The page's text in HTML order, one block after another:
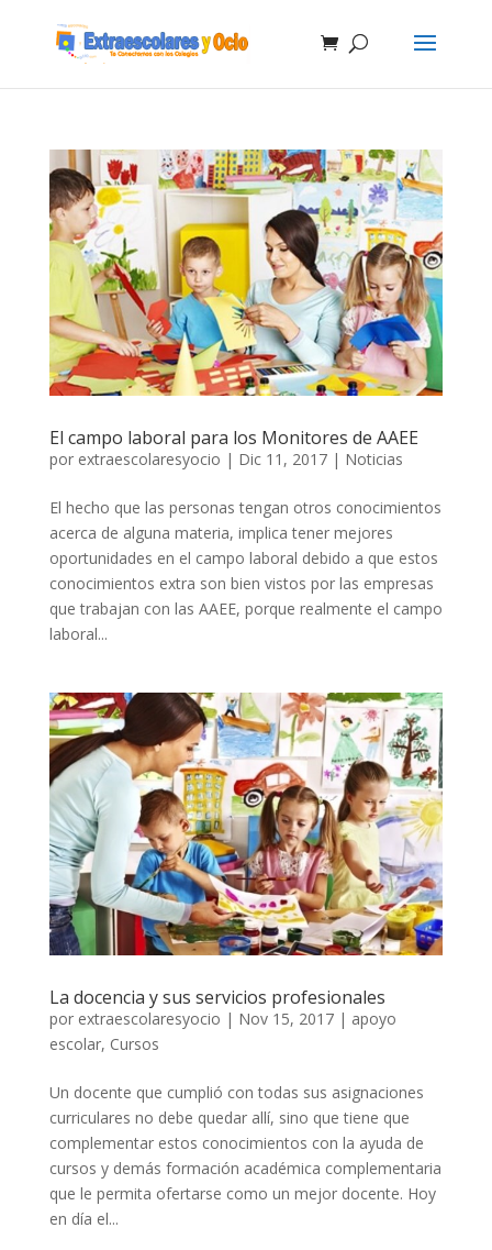
El campo laboral para los Monitores de AAEE
por extraescolaresyocio | Dic 11, 2017| Noticias
El hecho que las personas tengan otros conocimientos
acerca de alguna materia, implica tener mejores
oportunidades en el campo laboral debido a que estos
conocimientos extra son bien vistos por las empresas
que trabajan con las AAEE, porque realmente el campo
laboral...
La docencia y sus servicios profesionales
por extraescolaresyocio | Nov 15, 2017| apoyo
escolar, Cursos
Un docente que cumplió con todas sus asignaciones
curriculares no debe quedar allí, sino que tiene que
complementar estos conocimientos con la ayuda de
cursos y demás formación académica complementaria
que le permita ofertarse como un mejor docente. Hoy
en día el...